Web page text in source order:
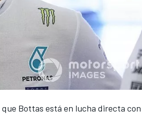
Bottas está en lucha directa con